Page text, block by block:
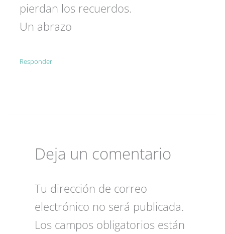
pierdan los recuerdos.
Un abrazo
Responder
Deja un comentario
Tu dirección de correo
electrónico no será publicada.
Los campos obligatorios están